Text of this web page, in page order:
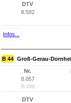
DTV
8.592
Infos...
B 44 Groß-Gerau-
Nr.
8.057
(6.199)
DTV